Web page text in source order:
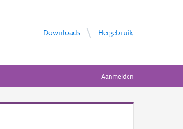
Downloads Hergebruik
Aanmelden